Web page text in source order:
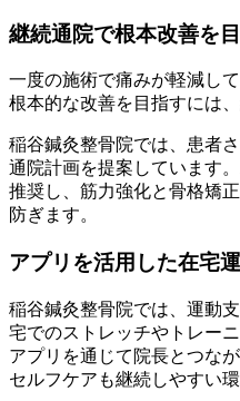
継続通院で根本改善を
一度の施術で痛みが軽減し
根本的な改善を目指すには
稲谷鍼灸整骨院では、患者
通院計画を提案しています
推奨し、筋力強化と骨格矯
防ぎます。
アプリを活用した在宅
稲谷鍼灸整骨院では、運動
宅でのストレッチやトレー
アプリを通じて院長とつな
セルフケアも継続しやすい